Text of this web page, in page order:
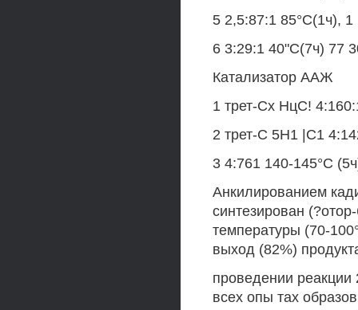
5 2,5:87:1 85°С(1ч),
6 3:29:1 40"С(7ч) 77
Катализатор ААЖ
1 трет-Сх НцС!
2 трет-С 5Н1 |С1
3 4:761 140-145°С
Анкилированием
синтезирован
температуры (70-
выход (82%)
проведении
всех опы тах